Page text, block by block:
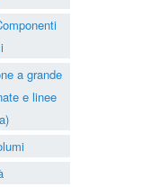
a grande
e linee